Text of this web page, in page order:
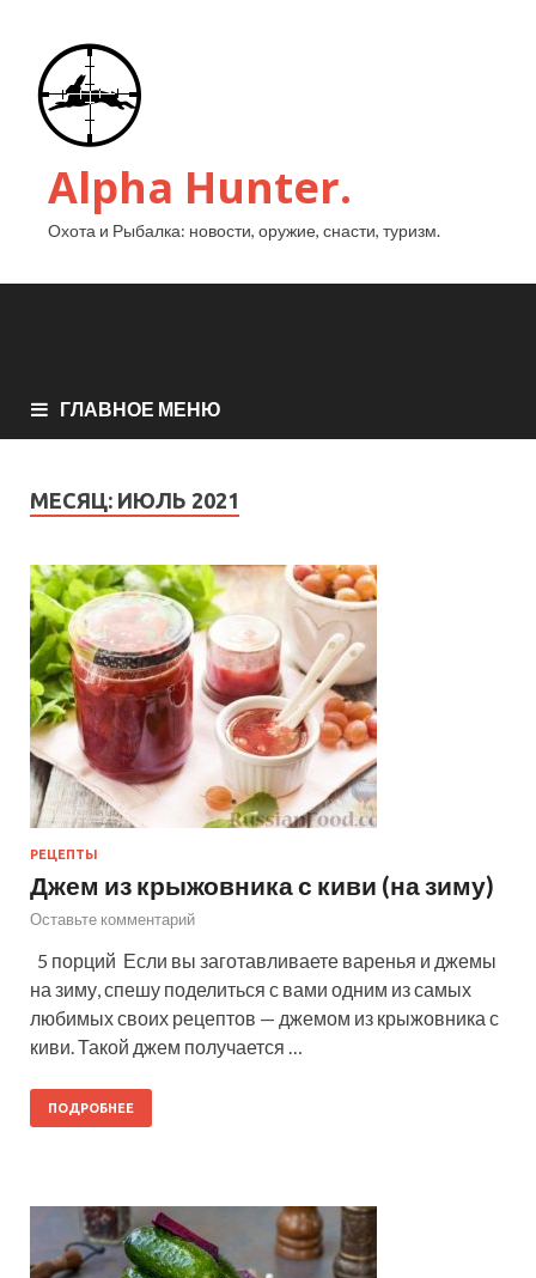
Alpha Hunter.
Охота и Рыбалка: новости, оружие, снасти, туризм.
ГЛАВНОЕ МЕНЮ
МЕСЯЦ: ИЮЛЬ 2021
РЕЦЕПТЫ
Джем из крыжовника с киви (на зиму)
Оставьте комментарий
5 порций Если вы заготавливаете варенья и джемы
на зиму, спешу поделиться с вами одним из самых
любимых своих рецептов — джемом из крыжовника с
киви. Такой джем получается …
ПОДРОБНЕЕ